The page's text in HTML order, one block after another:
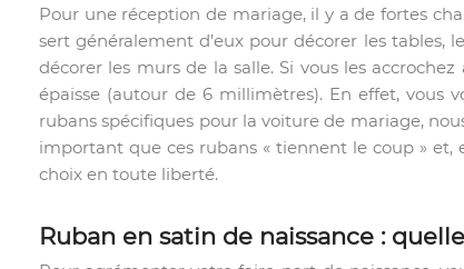
Pour une réception de mariage, il y a de fortes
sert généralement d’eux pour décorer les
décorer les murs de la salle. Si vous les
épaisse (autour de 6 millimètres). En effet, vous
rubans spécifiques pour la voiture de mariage,
important que ces rubans « tiennent le coup » et,
choix en toute liberté.
Ruban en satin de naissance :